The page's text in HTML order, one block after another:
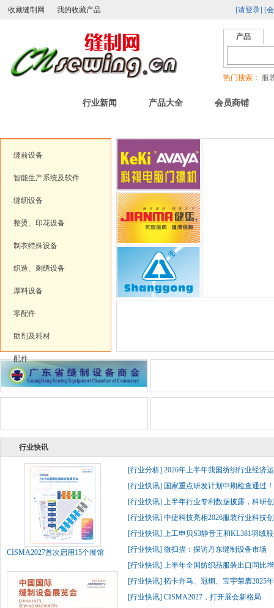
收藏缝制网 我的收藏产品 [请登录] [
产品
热门搜索： 服
行业新闻 产品大全 会员商铺
缝前设备
智能生产系统及软件
缝纫设备
整烫、印花设备
制衣特殊设备
织造、刺绣设备
厚料设备
零配件
助剂及耗材
配件
行业快讯
CISMA2027首次启用15个展馆
[行业分析] 2026年上半年我国纺织行业经济
[行业快讯] 国家重点研发计划中期检查通过
[行业快讯] 上半年行业专利数据披露，科研
[行业快讯] 中捷科技亮相2026服装行业科技
[行业快讯] 上工申贝S3静音王和KL381羽绒
[行业快讯] 微扫描：探访丹东缝制设备市场
[行业快讯] 上半年全国纺织品服装出口同比
[行业快讯] 拓卡奔马、冠炯、宝宇荣膺2025
[行业快讯] CISMA2027，打开展会新格局